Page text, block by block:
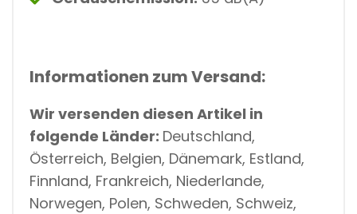
Informationen zum Versand:
Wir versenden diesen Artikel in
folgende Länder: Deutschland,
Österreich, Belgien, Dänemark, Estland,
Finnland, Frankreich, Niederlande,
Norwegen, Polen, Schweden, Schweiz,